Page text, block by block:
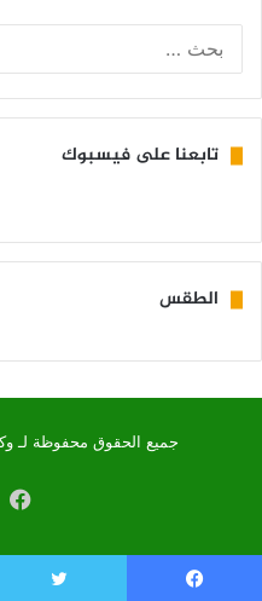
تابعنا على فيسبوك
الطقس
جميع الحقوق محفوظة لـ